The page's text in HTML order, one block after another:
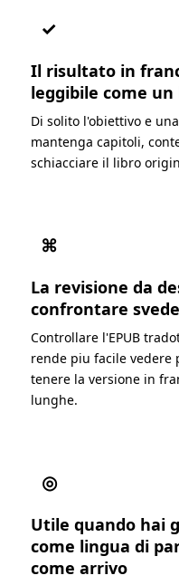
✓
Il risultato in
leggibile come un
Di solito l'obiettivo e
mantenga capitoli,
schiacciare il libro
⌘
La revisione da
confrontare
Controllare l'EPUB
rende piu facile
tenere la versione in
lunghe.
◎
Utile quando hai
come lingua di
come arrivo